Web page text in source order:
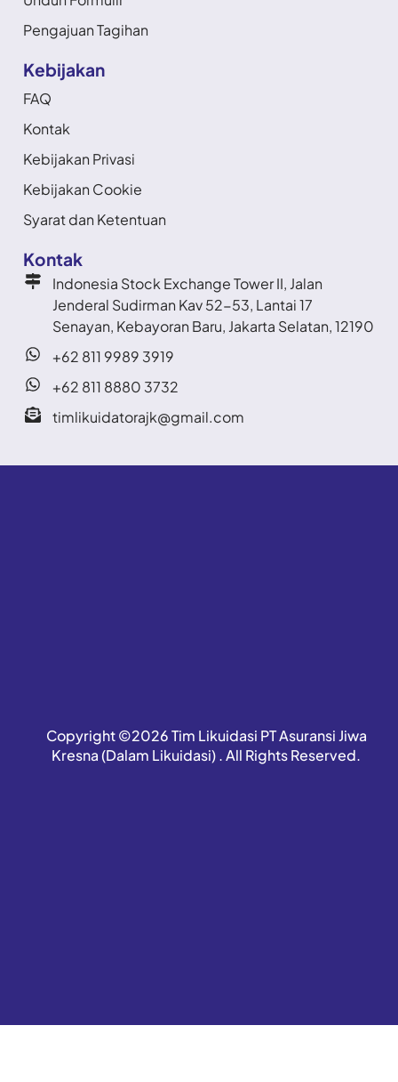
Pengajuan Tagihan
Kebijakan
FAQ
Kontak
Kebijakan Privasi
Kebijakan Cookie
Syarat dan Ketentuan
Kontak
Indonesia Stock Exchange Tower II, Jalan
Jenderal Sudirman Kav 52-53, Lantai 17
Senayan, Kebayoran Baru, Jakarta Selatan, 12190
+62 811 9989 3919
+62 811 8880 3732
timlikuidatorajk@gmail.com
Copyright ©2026 Tim Likuidasi PT Asuransi Jiwa
Kresna (Dalam Likuidasi) . All Rights Reserved.